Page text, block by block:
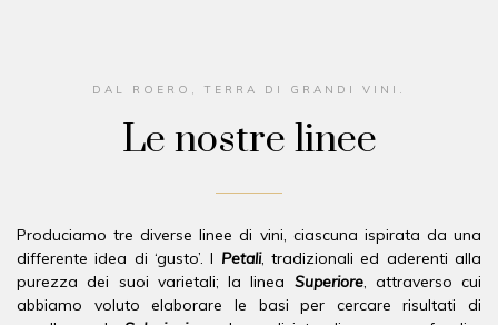
DAL ROERO, TERRA DI GRANDI VINI.
Le nostre linee
Produciamo tre diverse linee di vini, ciascuna ispirata da una
differente idea di ‘gusto’. I Petali, tradizionali ed aderenti alla
purezza dei suoi varietali; la linea Superiore, attraverso cui
abbiamo voluto elaborare le basi per cercare risultati di